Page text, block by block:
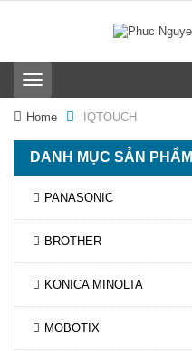
T
o
g
l
e
n
a
g
i
o
n
Home IQTOUCH
DANH MỤC SẢN PHẨM
PANASONIC
BROTHER
KONICA MINOLTA
MOBOTIX